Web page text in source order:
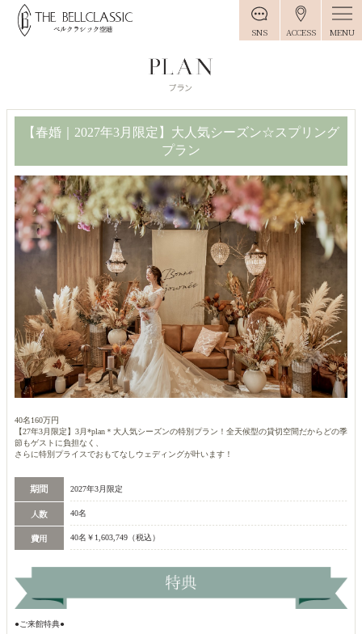
SNS ACCESS MENU
【春婚｜2027年3月限定】大人気シーズン☆スプリング
プラン
40名160万円
【27年3月限定】3月*plan＊大人気シーズンの特別プラン！全天候型の貸切空間だからどの季
節もゲストに負担なく、
さらに特別プライスでおもてなしウェディングが叶います！
2027年3月限定
40名
40名￥1,603,749（税込）
●ご来館特典●